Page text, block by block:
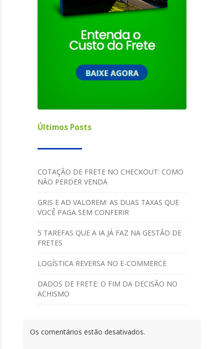
Últimos Posts
COTAÇÃO DE FRETE NO CHECKOUT: COMO
NÃO PERDER VENDA
GRIS E AD VALOREM: AS DUAS TAXAS QUE
VOCÊ PAGA SEM CONFERIR
5 TAREFAS QUE A IA JÁ FAZ NA GESTÃO DE
FRETES
LOGÍSTICA REVERSA NO E-COMMERCE
DADOS DE FRETE: O FIM DA DECISÃO NO
ACHISMO
Os comentários estão desativados.